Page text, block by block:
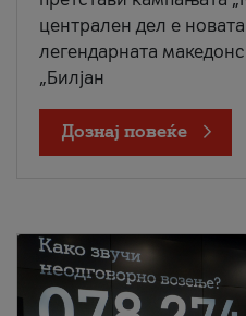
централен дел е
легендарната
„Билјан
Дознај повеќе